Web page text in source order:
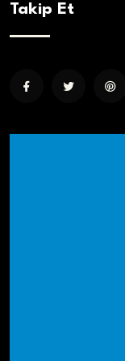
Takip Et